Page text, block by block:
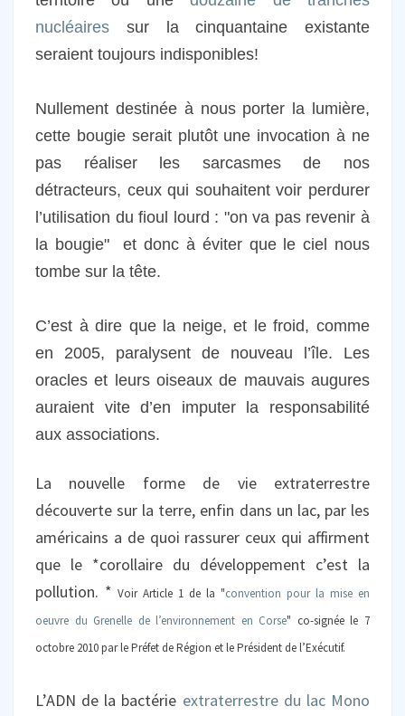
nucléaires sur la cinquantaine existante
seraient toujours indisponibles!
Nullement destinée à nous porter la lumière,
cette bougie serait plutôt une invocation à ne
pas réaliser les sarcasmes de nos
détracteurs, ceux qui souhaitent voir perdurer
l’utilisation du fioul lourd : "on va pas revenir à
la bougie" et donc à éviter que le ciel nous
tombe sur la tête.
C’est à dire que la neige, et le froid, comme
en 2005, paralysent de nouveau l’île. Les
oracles et leurs oiseaux de mauvais augures
auraient vite d’en imputer la responsabilité
aux associations.
La nouvelle forme de vie extraterrestre
découverte sur la terre, enfin dans un lac, par les
américains a de quoi rassurer ceux qui affirment
que le *corollaire du développement c’est la
pollution. * Voir Article 1 de la "convention pour la mise en
oeuvre du Grenelle de l’environnement en Corse" co-signée le 7
octobre 2010 par le Préfet de Région et le Président de l’Exécutif.
L’ADN de la bactérie extraterrestre du lac Mono